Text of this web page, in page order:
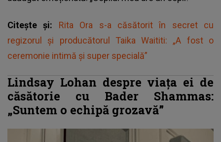
Citește și: Rita Ora s-a căsătorit în secret cu
regizorul și producătorul Taika Waititi: „A fost o
ceremonie intimă și super specială”
Lindsay Lohan despre viața ei de
căsătorie cu Bader Shammas:
„Suntem o echipă grozavă”